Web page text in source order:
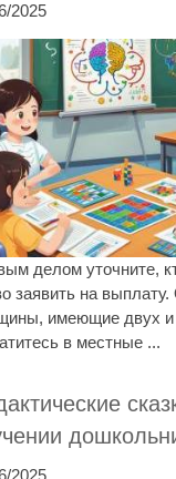
2025
делом уточните,
заявить на
имеющие двух и
в местные ...